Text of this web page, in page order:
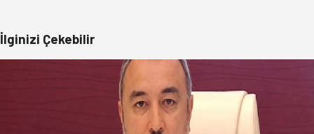
İlginizi Çekebilir